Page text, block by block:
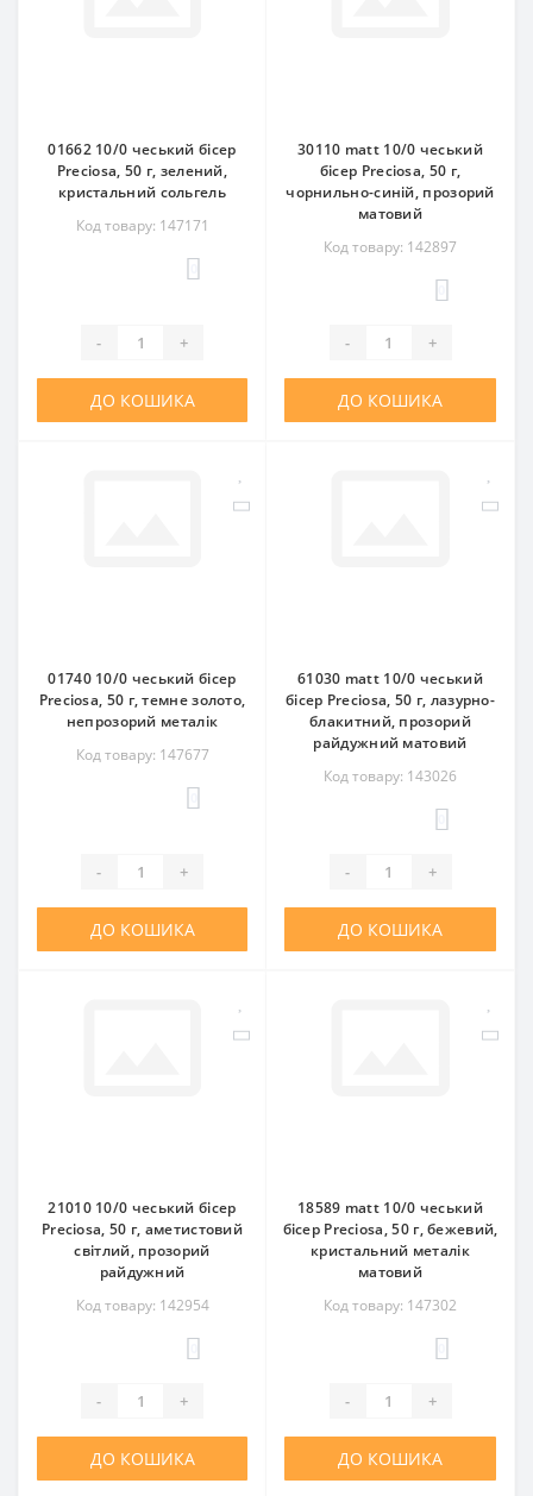
01662 10/0 чеський бісер
Preciosa, 50 г, зелений,
кристальний сольгель
Код товару: 147171
- +
ДО КОШИКА
30110 matt 10/0 чеський
бісер Preciosa, 50 г,
чорнильно-синій, прозорий
матовий
Код товару: 142897
- +
ДО КОШИКА
01740 10/0 чеський бісер
Preciosa, 50 г, темне золото,
непрозорий металік
Код товару: 147677
- +
ДО КОШИКА
61030 matt 10/0 чеський
бісер Preciosa, 50 г, лазурно-
блакитний, прозорий
райдужний матовий
Код товару: 143026
- +
ДО КОШИКА
21010 10/0 чеський бісер
Preciosa, 50 г, аметистовий
світлий, прозорий
райдужний
Код товару: 142954
- +
ДО КОШИКА
18589 matt 10/0 чеський
бісер Preciosa, 50 г, бежевий,
кристальний металік
матовий
Код товару: 147302
- +
ДО КОШИКА